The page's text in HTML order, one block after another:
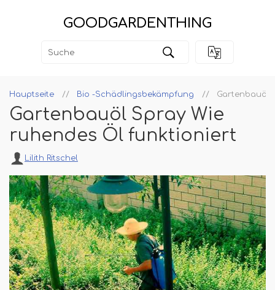
GOODGARDENTHING
Hauptseite Bio -Schädlingsbekämpfung Gartenbauöl
Gartenbauöl Spray Wie
ruhendes Öl funktioniert
Lilith Ritschel